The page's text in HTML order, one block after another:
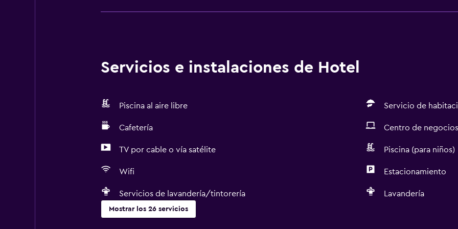
Servicios e instalaciones de Hotel
Piscina al aire libre Servicio de
Cafetería Centro de negocios
TV por cable o vía satélite Piscina (para niños)
Wifi Estacionamiento
Servicios de lavandería/tintorería Lavandería
Mostrar los 26 servicios